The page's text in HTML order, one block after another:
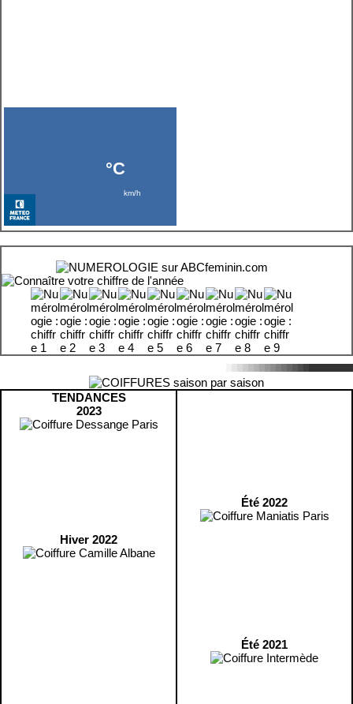
TENDANCES
2023
Hiver 2022
Été 2022
Été 2021